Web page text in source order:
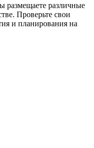
размещаете различные
Проверьте свои
и планирования на